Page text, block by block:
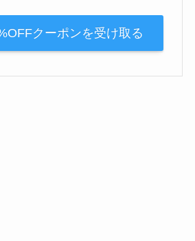
クーポンを受け取る